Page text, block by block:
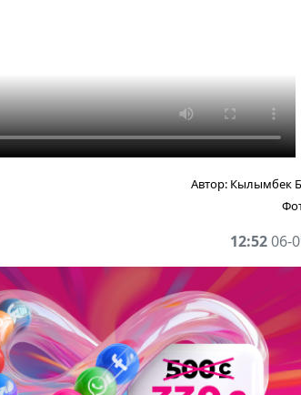
Автор: Кылымбек
12:5206-